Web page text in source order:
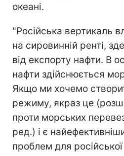
океані.
"Російська вертикаль
на сировинній ренті,
від експорту нафти. В
нафти здійснюється
Якщо ми хочемо
режиму, якраз це
проти морських
ред.) і є
проблем для